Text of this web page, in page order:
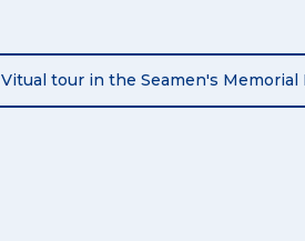
Vitual tour in the Seamen's Memorial